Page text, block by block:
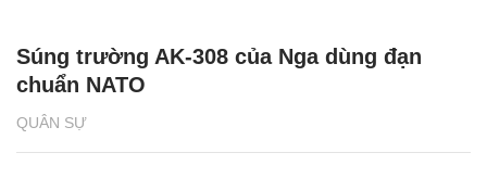
QUÂN SỰ
Súng trường AK-308 của Nga dùng đạn
chuẩn NATO